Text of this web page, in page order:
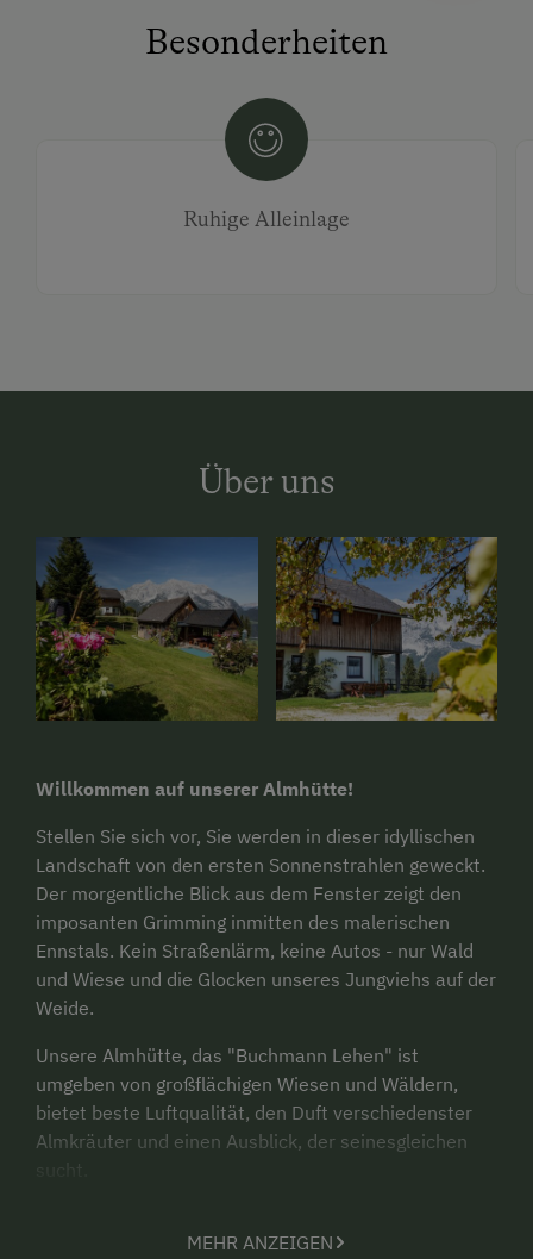
Besonderheiten
Ruhige Alleinlage
Über uns
Willkommen auf unserer Almhütte!
Stellen Sie sich vor, Sie werden in dieser idyllischen
Landschaft von den ersten Sonnenstrahlen geweckt.
Der morgentliche Blick aus dem Fenster zeigt den
imposanten Grimming inmitten des malerischen
Ennstals. Kein Straßenlärm, keine Autos - nur Wald
und Wiese und die Glocken unseres Jungviehs auf der
Weide.
Unsere Almhütte, das "Buchmann Lehen" ist
umgeben von großflächigen Wiesen und Wäldern,
bietet beste Luftqualität, den Duft verschiedenster
Almkräuter und einen Ausblick, der seinesgleichen
sucht.
Seehöhe mit einem wunderschönen Blick auf ein
MEHR ANZEIGEN